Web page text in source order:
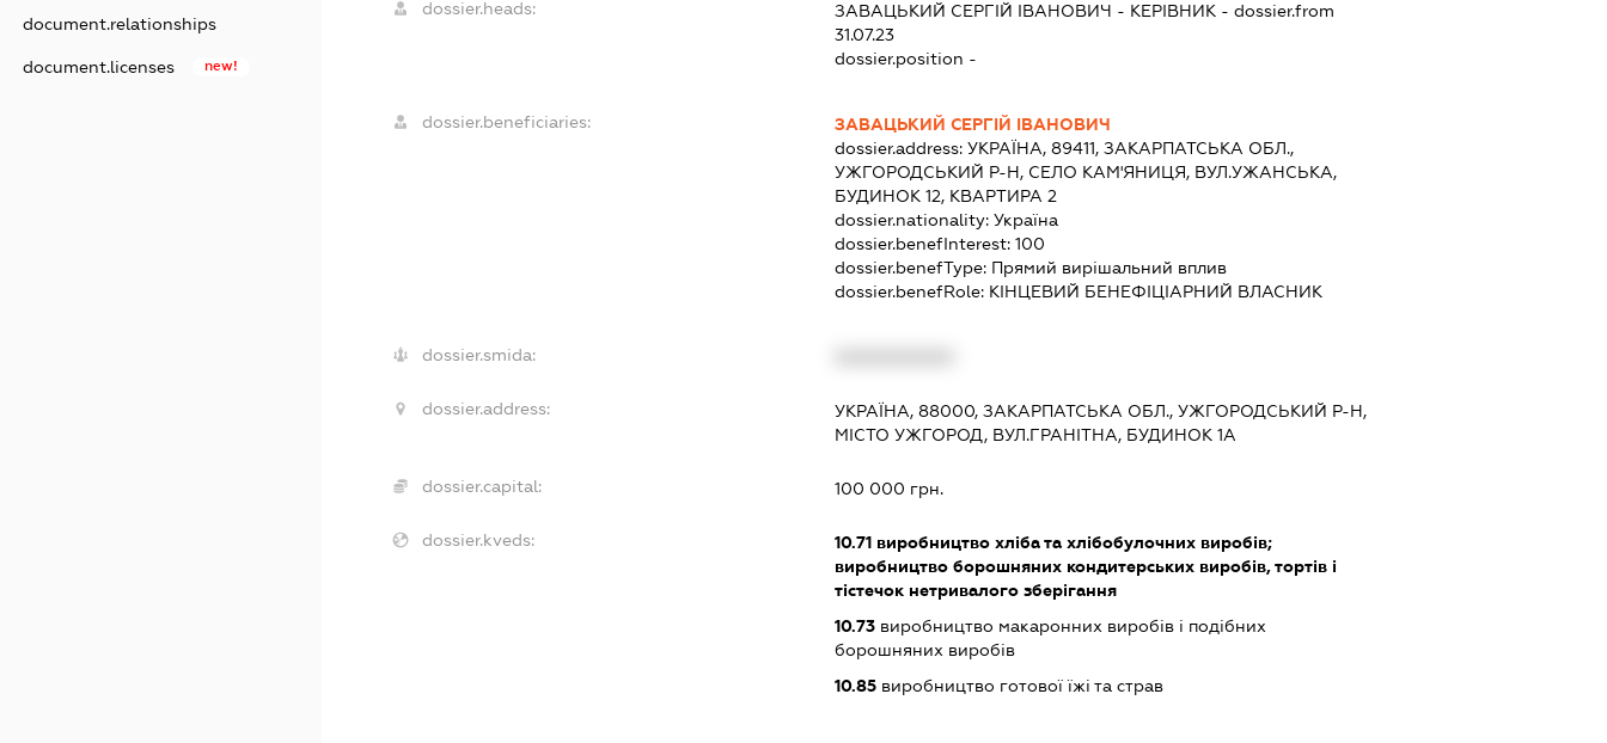
document.relationships
document.licenses new!
dossier.heads: ЗАВАЦЬКИЙ СЕРГІЙ ІВАНОВИЧ - КЕРІВНИК - dossier.from
31.07.23
dossier.position -
dossier.beneficiaries:
ЗАВАЦЬКИЙ СЕРГІЙ ІВАНОВИЧ
dossier.address: УКРАЇНА, 89411, ЗАКАРПАТСЬКА ОБЛ.,
УЖГОРОДСЬКИЙ Р-Н, СЕЛО КАМ'ЯНИЦЯ, ВУЛ.УЖАНСЬКА,
БУДИНОК 12, КВАРТИРА 2
dossier.nationality: Україна
dossier.benefInterest: 100
dossier.benefType: Прямий вирішальний вплив
dossier.benefRole: КІНЦЕВИЙ БЕНЕФІЦІАРНИЙ ВЛАСНИК
dossier.smida:
dossier.address:
УКРАЇНА, 88000, ЗАКАРПАТСЬКА ОБЛ., УЖГОРОДСЬКИЙ Р-Н,
МІСТО УЖГОРОД, ВУЛ.ГРАНІТНА, БУДИНОК 1А
dossier.capital: 100 000 грн.
dossier.kveds: 10.71виробництво хліба та хлібобулочних виробів;
виробництво борошняних кондитерських виробів, тортів і
тістечок нетривалого зберігання
10.73виробництво макаронних виробів і подібних
борошняних виробів
10.85виробництво готової їжі та страв